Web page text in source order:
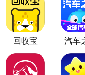
生活类软件比较实用
家整理了很多日常
需要的用户可以下载
回收宝
汽车